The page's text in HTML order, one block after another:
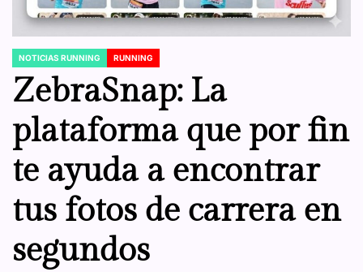
POSTED
IN
NOTICIAS RUNNING RUNNING
ZebraSnap: La
plataforma que por fin
te ayuda a encontrar
tus fotos de carrera en
segundos